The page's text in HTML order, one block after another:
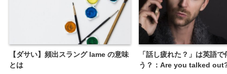
【ダサい】頻出スラング lame の意味
とは
「話し疲れた？」は英語で
う？：Are you talked